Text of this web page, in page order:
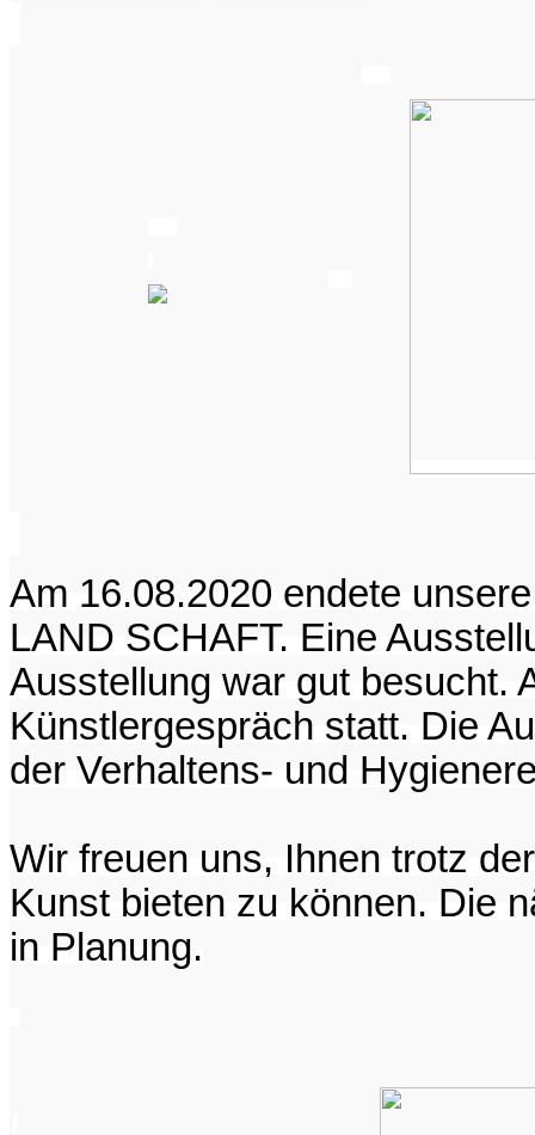
Am 16.08.2020 endete
LAND SCHAFT. Eine
Ausstellung war gut besucht.
Künstlergespräch statt. Die
der Verhaltens- und
Wir freuen uns, Ihnen trotz
Kunst bieten zu können. Die
in Planung.